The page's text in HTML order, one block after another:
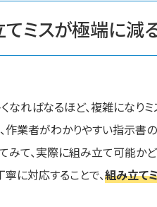
ミスが極端に減
ればなるほど、複雑になりミ
業者がわかりやすい指示書
て、実際に組み立て可能かど
に対応することで、組み立て